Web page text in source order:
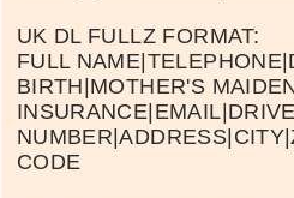
UK DL FULLZ FORMAT:
FULL
BIRTH|MOTHER'S
CODE